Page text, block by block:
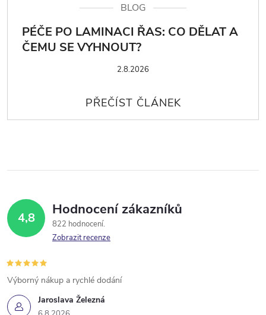
BLOG
PÉČE PO LAMINACI ŘAS: CO DĚLAT A
ČEMU SE VYHNOUT?
2.8.2026
4,8 Hodnocení zákazníků
822 hodnocení
Zobrazit recenze
Jaroslava Železná
Výborný nákup a rychlé dodání